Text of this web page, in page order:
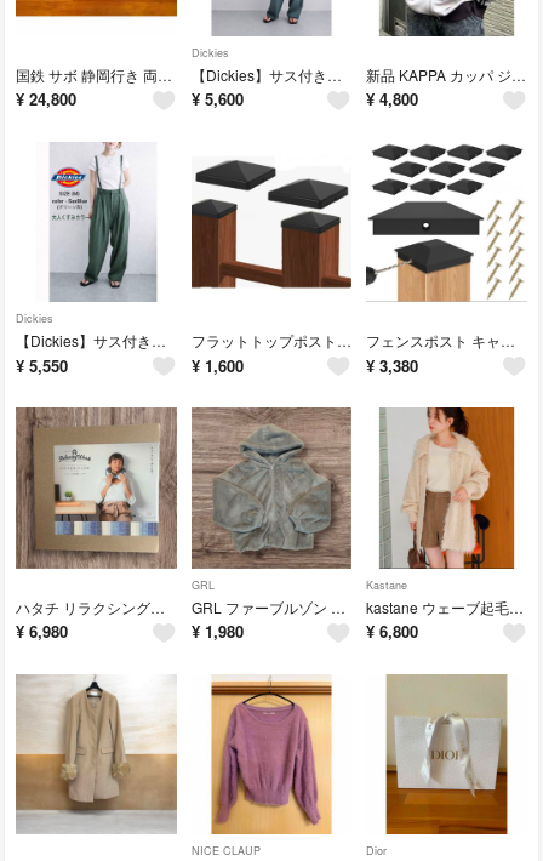
国鉄 サボ 静岡行き 両面表記 Express Train Sign JNR
¥ 24,800
Dickies
【Dickies】サス付きワイドパンツ サスペンダー L SaxBlue
¥ 5,600
新品 KAPPA カッパ ジャージ トラックジャケット ユニセックス L ライン
¥ 4,800
Dickies
【Dickies】サス付きワイドパンツ ディッキーズ M サックスブルー
¥ 5,550
フラットトップポストキャップ 保護キャップ ポストキャップ木製フェンス 4個
¥ 1,600
フェンスポスト キャップ ポストカバー ガードレール用 フェンス柱カバー 10個
¥ 3,380
ハタチ リラクシングワーク ネックピロー 遠州綿紬 ユニセックス 専用箱付き
¥ 6,980
GRL
GRL ファーブルゾン グレーフェイク フーディジャケット ブルゾン fo930
¥ 1,980
Kastane
kastane ウェーブ起毛ロングニット
¥ 6,800
NICE CLAUP Dior